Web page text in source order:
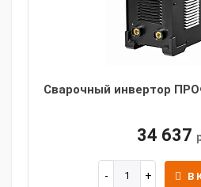
Сварочный инвертор
34 637
В